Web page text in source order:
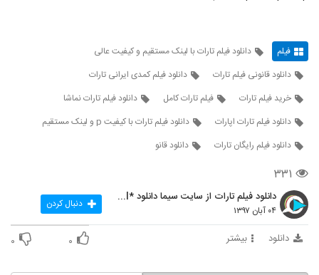
فیلم
دانلود فیلم تارات با لینک مستقیم و کیفیت عالی
دانلود قانونی فیلم تارات
دانلود فیلم کمدی ایرانی تارات
خرید فیلم تارات
فیلم تارات کامل
دانلود فیلم تارات نماشا
دانلود فیلم تارات اپارات
دانلود فیلم تارات با کیفیت p و لینک مستقیم
دانلود فیلم رایگان تارات
دانلود قانو
۳۳۱
دانلود فیلم تارات از سایت سیما دانلود *www.simadl.
۰۴ آبان ۱۳۹۷ دنبال کردن
دانلود بیشتر ۰ ۰